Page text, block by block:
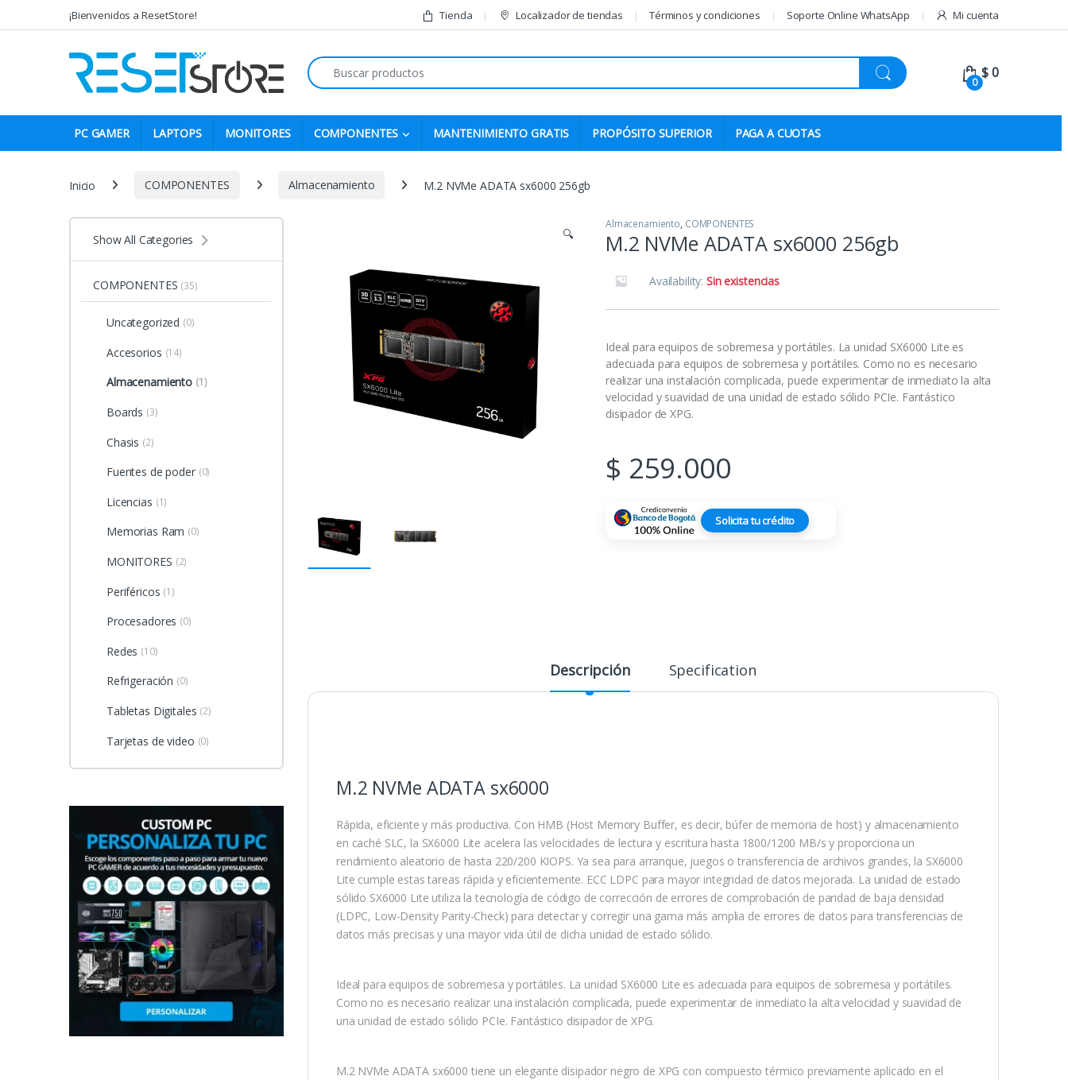
Skip to navigation
Skip to content¡Bienvenidos a ResetStore! Tienda Localizador de tiendas Términos y condiciones Soporte Online WhatsApp Mi cuenta
Search for:
0
$0
PC GAMER LAPTOPS MONITORES COMPONENTES MANTENIMIENTO GRATIS PROPÓSITO SUPERIOR PAGA A CUOTAS
Inicio COMPONENTES Almacenamiento M.2 NVMe ADATA sx6000 256gb
🔍
Almacenamiento, COMPONENTES
M.2 NVMe ADATA sx6000 256gb
Availability:Sin existencias
Ideal para equipos de sobremesa y portátiles. La unidad SX6000 Lite es
adecuada para equipos de sobremesa y portátiles. Como no es necesario
realizar una instalación complicada, puede experimentar de inmediato la alta
velocidad y suavidad de una unidad de estado sólido PCIe. Fantástico
disipador de XPG.
$ 259.000
Solicita tu crédito
Descripción Specification
M.2 NVMe ADATA sx6000
Rápida, eficiente y más productiva. Con HMB (Host Memory Buffer, es decir, búfer de memoria de host) y almacenamiento
en caché SLC, la SX6000 Lite acelera las velocidades de lectura y escritura hasta 1800/1200 MB/s y proporciona un
rendimiento aleatorio de hasta 220/200 KIOPS. Ya sea para arranque, juegos o transferencia de archivos grandes, la SX6000
Lite cumple estas tareas rápida y eficientemente. ECC LDPC para mayor integridad de datos mejorada. La unidad de estado
sólido SX6000 Lite utiliza la tecnología de código de corrección de errores de comprobación de paridad de baja densidad
(LDPC, Low-Density Parity-Check) para detectar y corregir una gama más amplia de errores de datos para transferencias de
datos más precisas y una mayor vida útil de dicha unidad de estado sólido.
Ideal para equipos de sobremesa y portátiles. La unidad SX6000 Lite es adecuada para equipos de sobremesa y portátiles.
Como no es necesario realizar una instalación complicada, puede experimentar de inmediato la alta velocidad y suavidad de
una unidad de estado sólido PCIe. Fantástico disipador de XPG.
M.2 NVMe ADATA sx6000 tiene un elegante disipador negro de XPG con compuesto térmico previamente aplicado en el
Show All Categories
COMPONENTES (35)
Uncategorized (0)
Accesorios (14)
Almacenamiento (1)
Boards (3)
Chasis (2)
Fuentes de poder (0)
Licencias (1)
Memorias Ram (0)
MONITORES (2)
Periféricos (1)
Procesadores (0)
Redes (10)
Refrigeración (0)
Tabletas Digitales (2)
Tarjetas de video (0)